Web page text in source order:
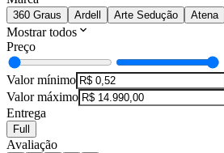
360 Graus Ardell Arte Sedução Atena
Mostrar todos
Preço
Valor mínimo
Valor máximo
Entrega
Full
Avaliação